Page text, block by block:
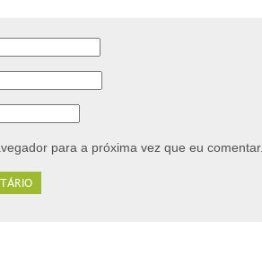
para a próxima vez que eu comentar.